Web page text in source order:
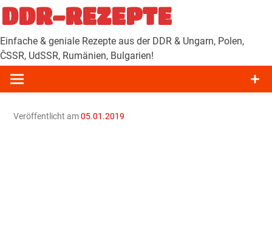
Zum
Inhalt
springen
DDR-REZEPTE
Einfache & geniale Rezepte aus der DDR & Ungarn, Polen,
ČSSR, UdSSR, Rumänien, Bulgarien!
Veröffentlicht am05.01.2019